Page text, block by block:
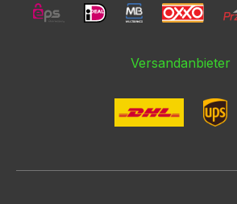
Versandanbieter